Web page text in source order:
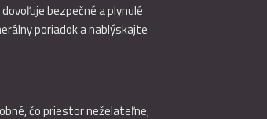
bezpečné a plynulé
poriadok a nablýskajte
čo priestor neželateľne,